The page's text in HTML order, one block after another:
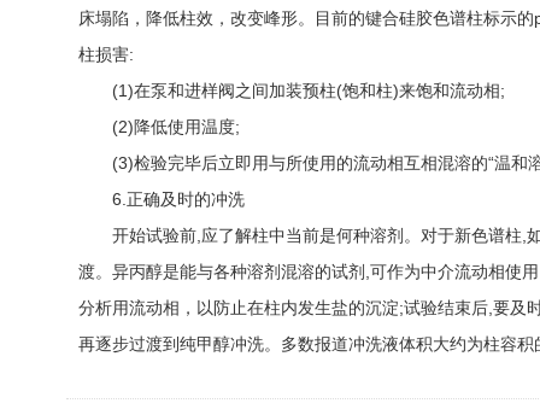
床塌陷，降低柱效，改变峰形。目前的键合硅胶色谱柱标示
柱损害:
(1)在泵和进样阀之间加装预柱(饱和柱)来饱和流动相;
(2)降低使用温度;
(3)检验完毕后立即用与所使用的流动相互相混溶的“温和
6.正确及时的冲洗
开始试验前,应了解柱中当前是何种溶剂。对于新色谱柱,
渡。异丙醇是能与各种溶剂混溶的试剂,可作为中介流动相使
分析用流动相，以防止在柱内发生盐的沉淀;试验结束后,要
再逐步过渡到纯甲醇冲洗。多数报道冲洗液体积大约为柱容